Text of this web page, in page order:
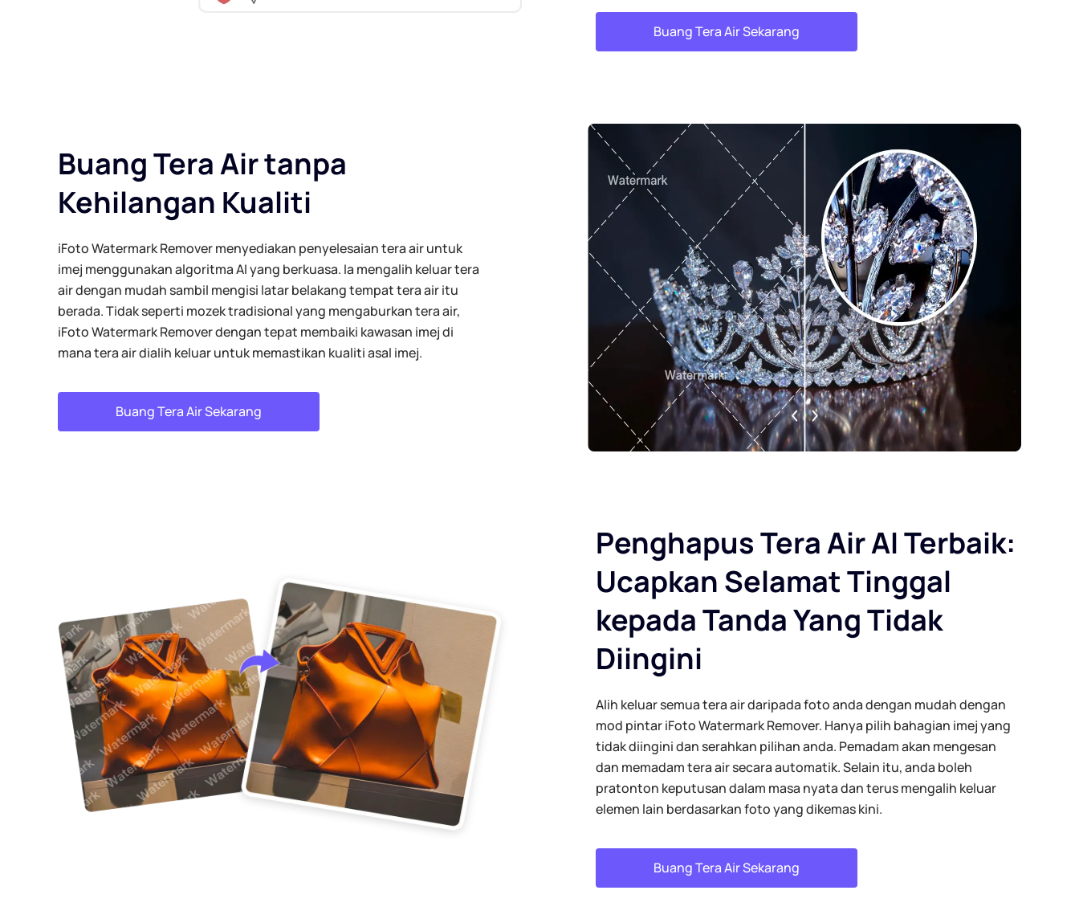
Buang Tera Air Sekarang
Buang Tera Air tanpa
Kehilangan Kualiti
iFoto Watermark Remover menyediakan penyelesaian tera air untuk
imej menggunakan algoritma AI yang berkuasa. Ia mengalih keluar tera
air dengan mudah sambil mengisi latar belakang tempat tera air itu
berada. Tidak seperti mozek tradisional yang mengaburkan tera air,
iFoto Watermark Remover dengan tepat membaiki kawasan imej di
mana tera air dialih keluar untuk memastikan kualiti asal imej.
Buang Tera Air Sekarang
Penghapus Tera Air AI Terbaik:
Ucapkan Selamat Tinggal
kepada Tanda Yang Tidak
Diingini
Alih keluar semua tera air daripada foto anda dengan mudah dengan
mod pintar iFoto Watermark Remover. Hanya pilih bahagian imej yang
tidak diingini dan serahkan pilihan anda. Pemadam akan mengesan
dan memadam tera air secara automatik. Selain itu, anda boleh
pratonton keputusan dalam masa nyata dan terus mengalih keluar
elemen lain berdasarkan foto yang dikemas kini.
Buang Tera Air Sekarang